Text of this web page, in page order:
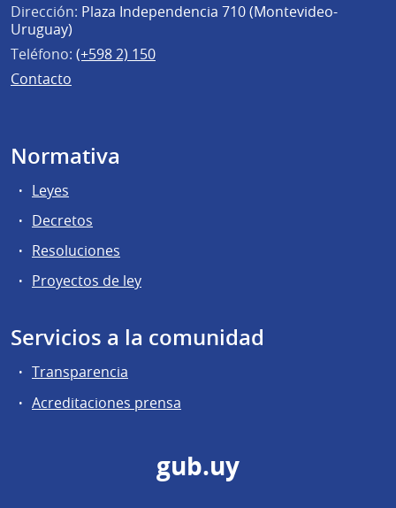
Dirección: Plaza Independencia 710 (Montevideo-
Uruguay)
Teléfono: (+598 2) 150
Contacto
Normativa
Leyes
Decretos
Resoluciones
Proyectos de ley
Servicios a la comunidad
Transparencia
Acreditaciones prensa
gub.uy